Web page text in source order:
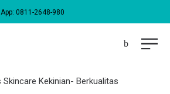
0811-2648-980
Skincare Kekinian- Berkualitas